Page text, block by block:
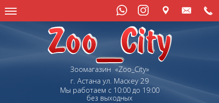
Зоомагазин «Zoo_City»
г. Астана ул. Маскеу29
Мы работаем с 10:00 до 19:00
без выходных